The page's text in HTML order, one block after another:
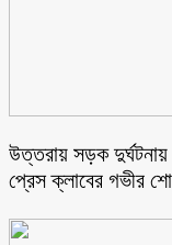
উত্তরায় সড়ক দুর্ঘটনায়
প্রেস ক্লাবের গভীর